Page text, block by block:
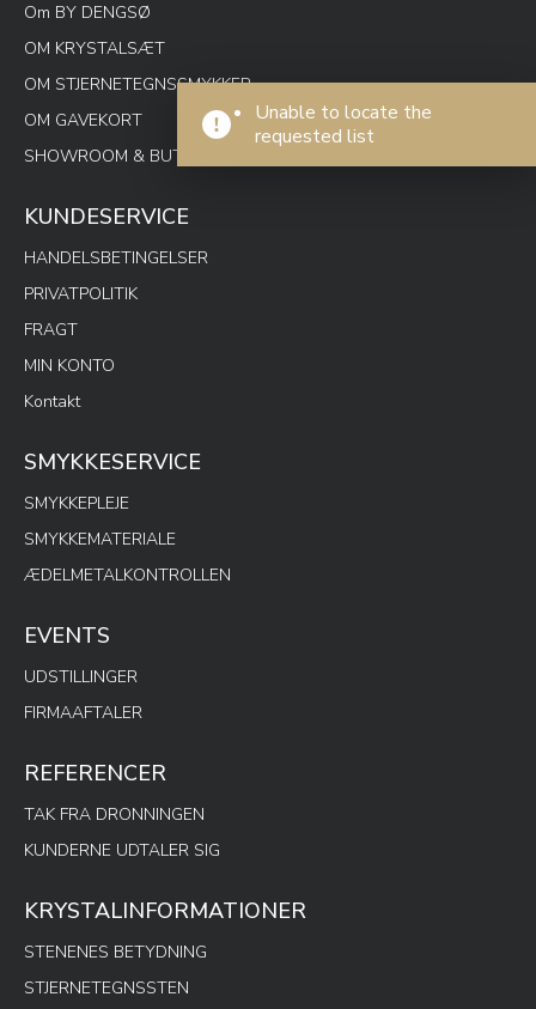
Unable to locate the
requested list
Om BY DENGSØ
OM KRYSTALSÆT
OM STJERNETEGNSSMYKKER
OM GAVEKORT
SHOWROOM & BUTIK SPOTON
KUNDESERVICE
HANDELSBETINGELSER
PRIVATPOLITIK
FRAGT
MIN KONTO
Kontakt
SMYKKESERVICE
SMYKKEPLEJE
SMYKKEMATERIALE
ÆDELMETALKONTROLLEN
EVENTS
UDSTILLINGER
FIRMAAFTALER
REFERENCER
TAK FRA DRONNINGEN
KUNDERNE UDTALER SIG
KRYSTALINFORMATIONER
STENENES BETYDNING
STJERNETEGNSSTEN